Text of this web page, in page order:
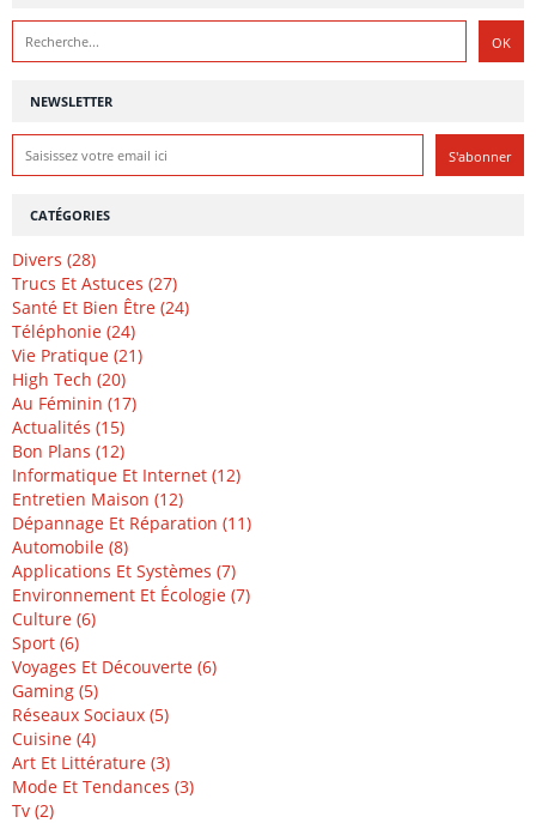
NEWSLETTER
CATÉGORIES
Divers (28)
Trucs Et Astuces (27)
Santé Et Bien Être (24)
Téléphonie (24)
Vie Pratique (21)
High Tech (20)
Au Féminin (17)
Actualités (15)
Bon Plans (12)
Informatique Et Internet (12)
Entretien Maison (12)
Dépannage Et Réparation (11)
Automobile (8)
Applications Et Systèmes (7)
Environnement Et Écologie (7)
Culture (6)
Sport (6)
Voyages Et Découverte (6)
Gaming (5)
Réseaux Sociaux (5)
Cuisine (4)
Art Et Littérature (3)
Mode Et Tendances (3)
Tv (2)